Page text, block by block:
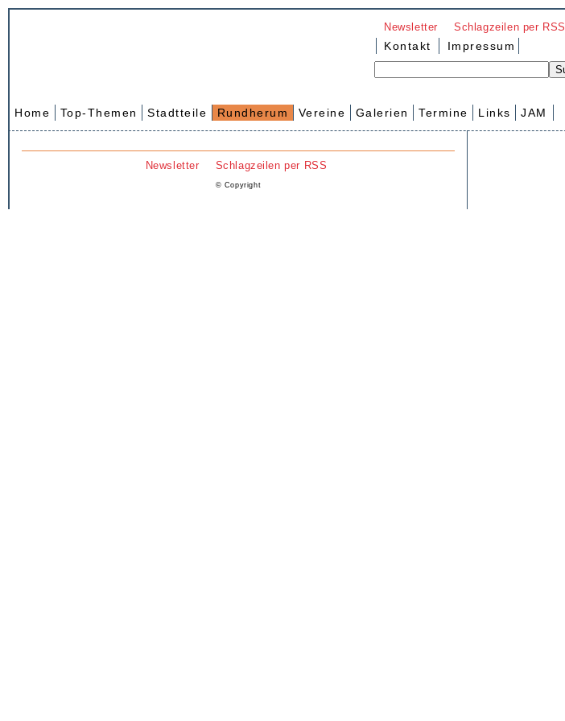
Newsletter Schlagzeilen per RSS
Kontakt Impressum
Home Top-Themen Stadtteile Rundherum Vereine Galerien Termine Links JAM
Newsletter Schlagzeilen per RSS
© Copyright